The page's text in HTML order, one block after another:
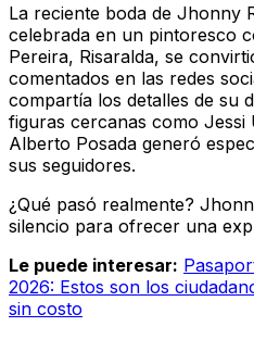
La reciente boda de Jhonny
celebrada en un pintoresco
Pereira, Risaralda, se
comentados en las redes
compartía los detalles de su
figuras cercanas como
Alberto Posada generó
sus seguidores.
¿Qué pasó realmente?
silencio para ofrecer una
Le puede interesar:
2026: Estos son los
sin costo